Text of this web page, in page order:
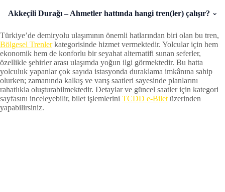
Akkeçili Durağı – Ahmetler hattında hangi tren(ler) çalışır?
Türkiye’de demiryolu ulaşımının önemli hatlarından biri olan bu tren,
Bölgesel Trenlerkategorisinde hizmet vermektedir. Yolcular için hem
ekonomik hem de konforlu bir seyahat alternatifi sunan seferler,
özellikle şehirler arası ulaşımda yoğun ilgi görmektedir. Bu hatta
yolculuk yapanlar çok sayıda istasyonda duraklama imkânına sahip
olurken; zamanında kalkış ve varış saatleri sayesinde planlarını
rahatlıkla oluşturabilmektedir. Detaylar ve güncel saatler için kategori
sayfasını inceleyebilir, bilet işlemlerini TCDD e-Bilet üzerinden
yapabilirsiniz.